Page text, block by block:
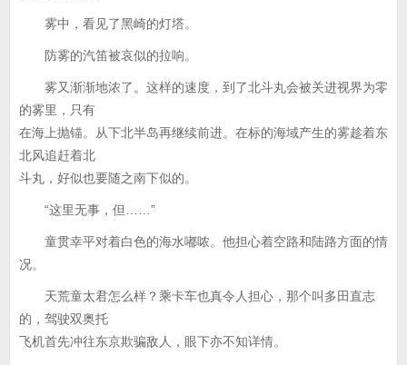
雾中，看见了黑崎的灯塔。
防雾的汽笛被哀似的拉响。
雾又渐渐地浓了。这样的速度，到了北斗丸会被关进视界为零
的雾里，只有
在海上抛锚。从下北半岛再继续前进。在标的海域产生的雾趁着东
北风追赶着北
斗丸，好似也要随之南下似的。
“这里无事，但……”
童贯幸平对着白色的海水嘟哝。他担心着空路和陆路方面的情
况。
天荒童太君怎么样？乘卡车也真令人担心，那个叫多田直志
的，驾驶双奥托
飞机首先冲往东京欺骗敌人，眼下亦不知详情。